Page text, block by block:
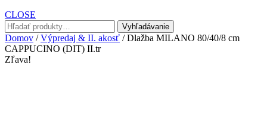
CLOSE
Hľadať:
Vyhľadávanie
Domov /Výpredaj & II. akosť / Dlažba MILANO 80/40/8 cm
CAPPUCINO (DIT) II.tr
Zľava!